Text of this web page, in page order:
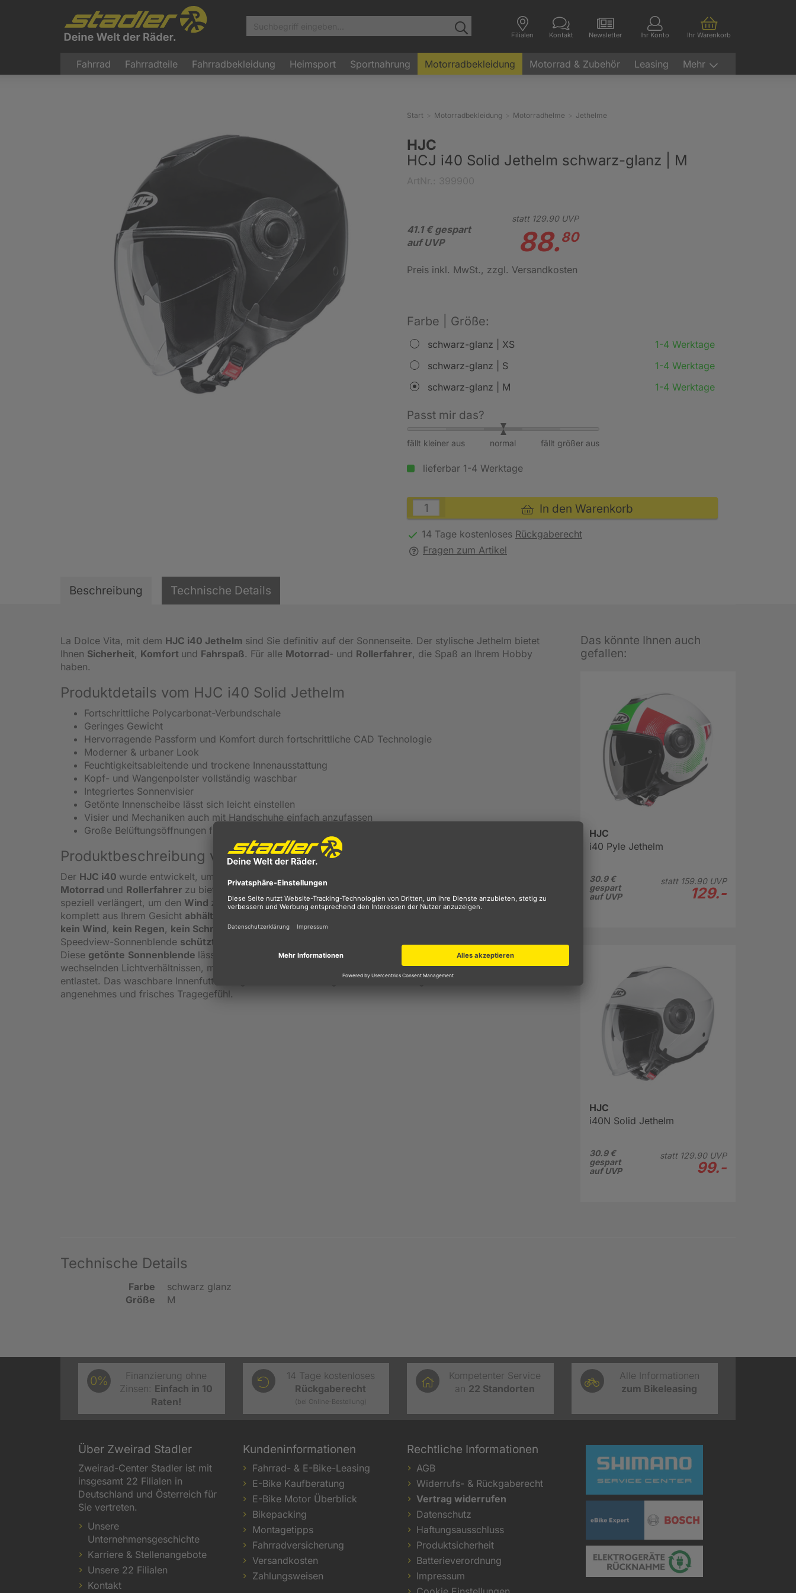
Filialen Kontakt Newsletter Ihr Konto Ihr Warenkorb
Fahrrad Fahrradteile Fahrradbekleidung Heimsport Sportnahrung Motorradbekleidung Motorrad & Zubehör Leasing Mehr
Start Motorradbekleidung Motorradhelme Jethelme
HJC
HCJ i40 Solid Jethelm schwarz-glanz | M
41.1 € gespart
auf UVP
statt 129.90UVP
88.80
Preis inkl. MwSt., zzgl. Versandkosten
Farbe | Größe:
schwarz-glanz | XS
1-4 Werktage
schwarz-glanz | S
1-4 Werktage
schwarz-glanz | M
1-4 Werktage
Passt mir das?
fällt kleiner aus fällt größer aus
normal
lieferbar 1-4 Werktage
In den Warenkorb
14 Tage kostenloses Rückgaberecht
Fragen zum Artikel
Beschreibung Technische Details
La Dolce Vita, mit dem HJC i40 Jethelm sind Sie definitiv auf der Sonnenseite. Der stylische Jethelm bietet
Ihnen Sicherheit, Komfort und Fahrspaß. Für alle Motorrad- und Rollerfahrer, die Spaß an Ihrem Hobby
haben.
Produktdetails vom HJC i40 Solid Jethelm
Fortschrittliche Polycarbonat-Verbundschale
Geringes Gewicht
Hervorragende Passform und Komfort durch fortschrittliche CAD Technologie
Moderner & urbaner Look
Feuchtigkeitsableitende und trockene Innenausstattung
Kopf- und Wangenpolster vollständig waschbar
Integriertes Sonnenvisier
Getönte Innenscheibe lässt sich leicht einstellen
Visier und Mechaniken auch mit Handschuhe einfach anzufassen
Große Belüftungsöffnungen für eine optimale Luftzufuhr
Produktbeschreibung vom HJC i40 Solid Motorrad und Rollerhelm
Der HJC i40 wurde entwickelt, um ein
Motorrad und Rollerfahrer zu bieten, die mehr als nur einen normalen
speziell verlängert, um den Wind zu blockieren. Es ist in der Länge so erweitert, dass es denFahrtwind
komplett aus Ihrem Gesicht abhält
kein Wind, kein Regen, kein Schmutzund auchkeine Insekten
Speedview-Sonnenblende schützt
Diese getönte Sonnenblende lässt sich ganz leicht und schnell bedienen, somit können Sie bei schnell
wechselnden Lichtverhältnissen, mit nur einem Klick, das getönte Visier bedienen. Ihre Augen werden sofort
entlastet. Das waschbare Innenfutter sorgt mit seinen Feuchtigkeit ableitenden Eigenschaften für ein
angenehmes und frisches Tragegefühl.
Das könnte Ihnen auch
gefallen:
HJC
i40 Pyle Jethelm
30.9 €
gespart
auf UVP
statt 159.90UVP
129.-
HJC
i40N Solid Jethelm
30.9 €
gespart
auf UVP
statt 129.90UVP
99.-
Technische Details
Farbe
schwarz glanz
Größe
M
0%
Finanzierung ohne
Zinsen: Einfach in 10
Raten!
14 Tage kostenloses
Rückgaberecht
(bei Online-Bestellung)
Kompetenter Service
an 22 Standorten
Alle Informationen
zum Bikeleasing
Über Zweirad Stadler
Zweirad-Center Stadler ist mit
insgesamt 22 Filialen in
Deutschland und Österreich für
Sie vertreten.
Unsere
Unternehmensgeschichte
Karriere & Stellenangebote
Unsere 22 Filialen
Kontakt
Kundeninformationen
Fahrrad- & E-Bike-Leasing
E-Bike Kaufberatung
E-Bike Motor Überblick
Bikepacking
Montagetipps
Fahrradversicherung
Versandkosten
Zahlungsweisen
Rechtliche Informationen
AGB
Widerrufs- & Rückgaberecht
Vertrag widerrufen
Datenschutz
Haftungsausschluss
Produktsicherheit
Batterieverordnung
Impressum